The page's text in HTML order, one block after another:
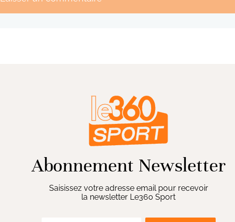
Abonnement Newsletter
Saisissez votre adresse email pour recevoir
la newsletter Le360 Sport